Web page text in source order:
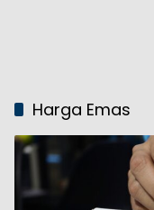
Harga Emas